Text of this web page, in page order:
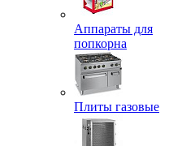
Аппараты для
попкорна
Плиты газовые